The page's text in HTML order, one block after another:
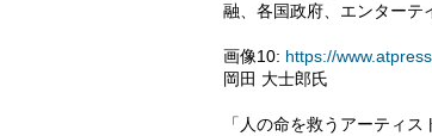
融、各国政府、エンターテ
画像10: https://
岡田 大士郎氏
「人の命を救うアーティ